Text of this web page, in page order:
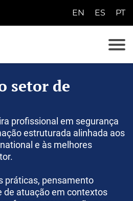
EN ES
PT
N
E
setor de
profissional em segurança
estruturada alinhada aos
e às melhores
práticas, pensamento
de atuação em contextos